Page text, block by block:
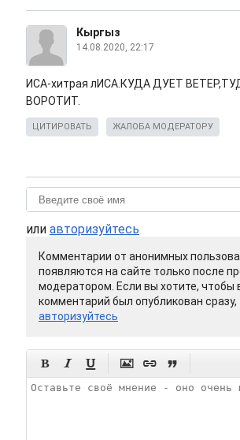
Кыргыз
14.08.2020, 22:17
ИСА-хитрая лИСА.КУДА ДУЕТ
ВОРОТИТ.
ЦИТИРОВАТЬ ЖАЛОБА МОДЕРАТОРУ
или авторизуйтесь
Комментарии от анонимных
появляются на сайте только после
модератором. Если вы хотите, чтобы
комментарий был опубликован сразу,
авторизуйтесь
     